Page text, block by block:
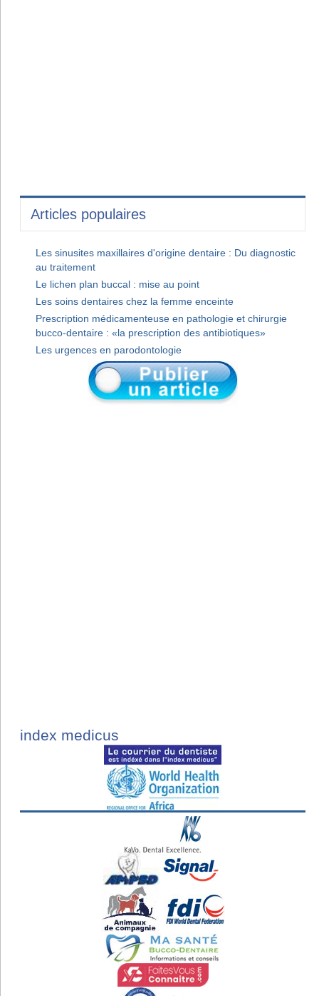
Articles populaires
Les sinusites maxillaires d'origine dentaire : Du diagnostic
au traitement
Le lichen plan buccal : mise au point
Les soins dentaires chez la femme enceinte
Prescription médicamenteuse en pathologie et chirurgie
bucco-dentaire : «la prescription des antibiotiques»
Les urgences en parodontologie
index medicus